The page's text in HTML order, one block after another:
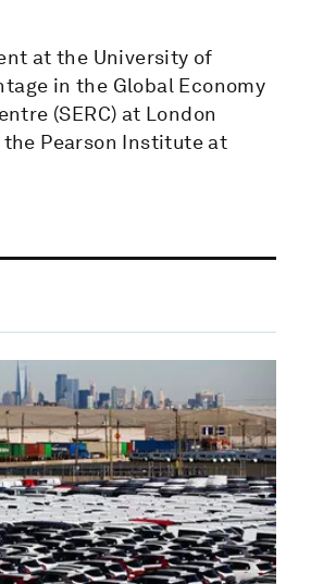
at the University of
in the Global Economy
(SERC) at London
the Pearson Institute at